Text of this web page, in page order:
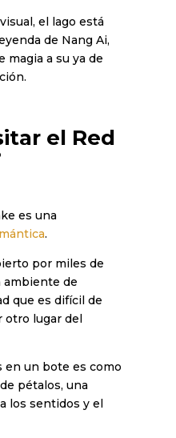
el lago está
de Nang Ai,
magia a su ya de
el Red
es una
.
por miles de
ambiente de
que es difícil de
otro lugar del
en un bote es como
pétalos, una
los sentidos y el